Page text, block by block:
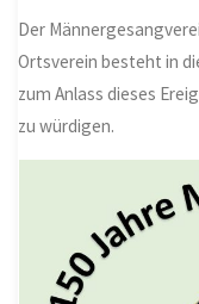
Der
Ortsverein besteht in
zum Anlass dieses
zu würdigen.